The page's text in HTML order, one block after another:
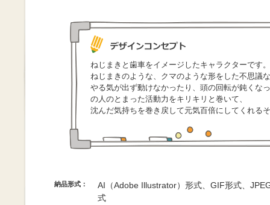
ねじまきと歯車をイメージしたキャラクターです。
ねじまきのような、クマのような形をした不思議
やる気が出ず動けなかったり、頭の回転が鈍くな
の人のとまった活動力をキリキリと巻いて、
沈んだ気持ちを巻き戻して元気百倍にしてくれる
納品形式：
AI（Adobe Illustrator）形式、GIF形式、
式